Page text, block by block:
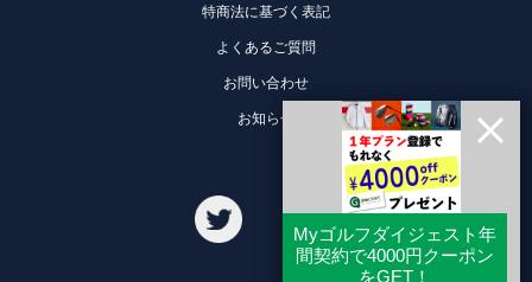
特商法に基づく表記
よくあるご質問
お問い合わせ
お知らせ